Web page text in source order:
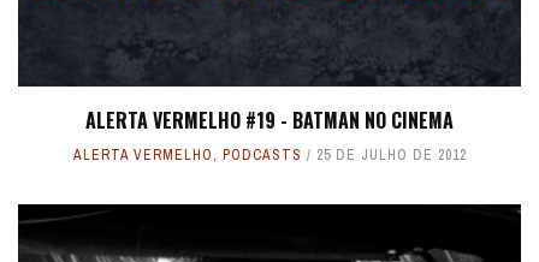
ALERTA VERMELHO #19 - BATMAN NO CINEMA
ALERTA VERMELHO, PODCASTS 25 DE JULHO DE 2012